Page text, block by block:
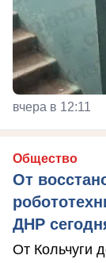
вчера в 12:11
Общество
От
ДНР
От Кольчуги